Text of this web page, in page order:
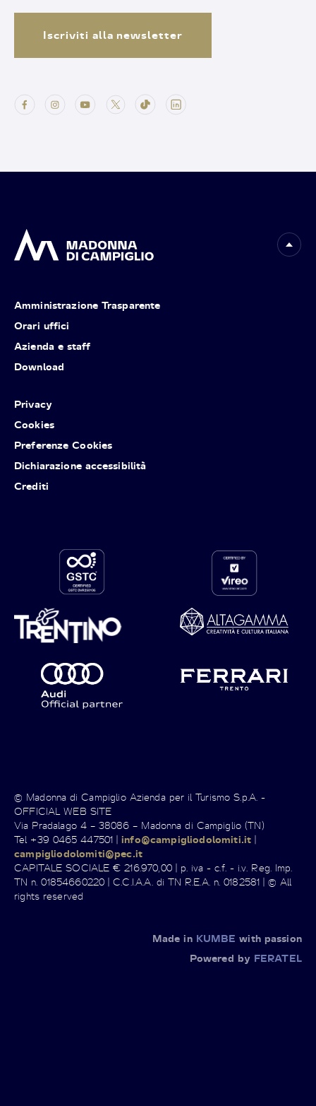
Iscriviti alla newsletter
Amministrazione Trasparente
Orari uffici
Azienda e staff
Download
Privacy
Cookies
Preferenze Cookies
Dichiarazione accessibilità
Crediti
© Madonna di Campiglio Azienda per il Turismo S.p.A. -
OFFICIAL WEB SITE
Via Pradalago 4 – 38086 – Madonna di Campiglio (TN)
Tel +39 0465 447501 |info@campigliodolomiti.it |
campigliodolomiti@pec.it
CAPITALE SOCIALE € 216.970,00 | p. iva - c.f. - i.v. Reg. Imp.
TN n. 01854660220 | C.C.I.A.A. di TN R.E.A. n. 0182581 | © All
rights reserved
Made in KUMBE with passion
Powered by FERATEL